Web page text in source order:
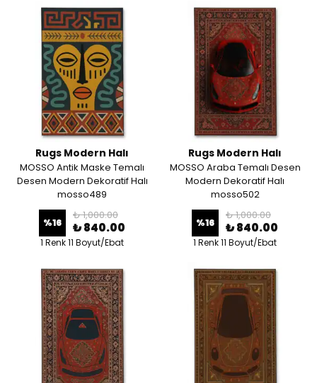
Rugs Modern Halı
MOSSO Antik Maske Temalı
Desen Modern Dekoratif Halı
mosso489
%16
₺ 1,000.00
₺ 840.00
1 Renk 11 Boyut/Ebat
Rugs Modern Halı
MOSSO Araba Temalı Desen
Modern Dekoratif Halı
mosso502
%16
₺ 1,000.00
₺ 840.00
1 Renk 11 Boyut/Ebat